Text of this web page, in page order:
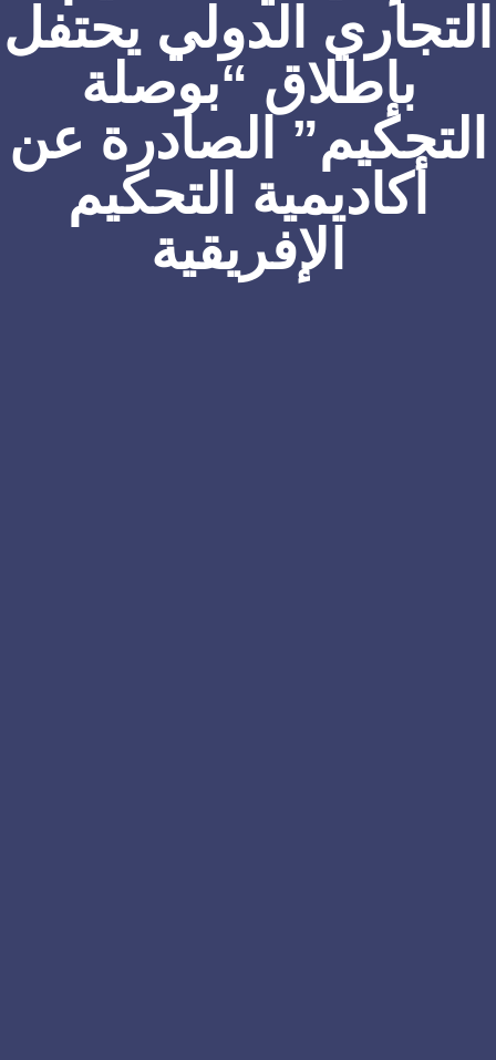
التجاري الدولي يحتفل
بإطلاق “بوصلة
التحكيم” الصادرة عن
أكاديمية التحكيم
الإفريقية